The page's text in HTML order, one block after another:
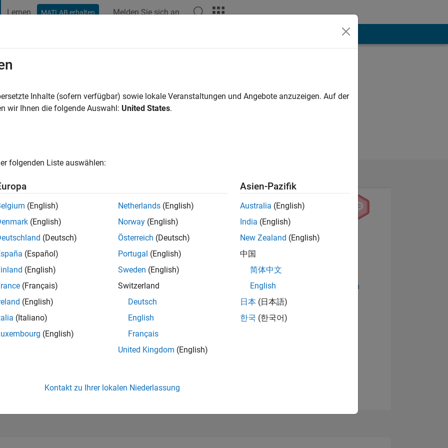
Lernen MATLAB erhalten Melden Sie sich an
|Aktiv seit 2022
0
of 302.034
Abzeichen anzeigen
Inhalte (sofern verfügbar) sowie lokale Veranstaltungen und Angebote anzuzeigen. Auf der
wir Ihnen die folgende Auswahl: United States.
folgenden Liste auswählen:
(English)
(English)
(Deutsch)
(Español)
(English)
(Français)
(English)
(Italiano)
(English)
Netherlands (English)
Norway (English)
Österreich (Deutsch)
Portugal (English)
Sweden (English)
Switzerland
Deutsch
English
Français
United Kingdom (English)
Asien-Pazifik
Australia (English)
India (English)
New Zealand (English)
中国
简体中文
English
日本 (日本語)
한국 (한국어)
Kontakt zu Ihrer lokalen Niederlassung